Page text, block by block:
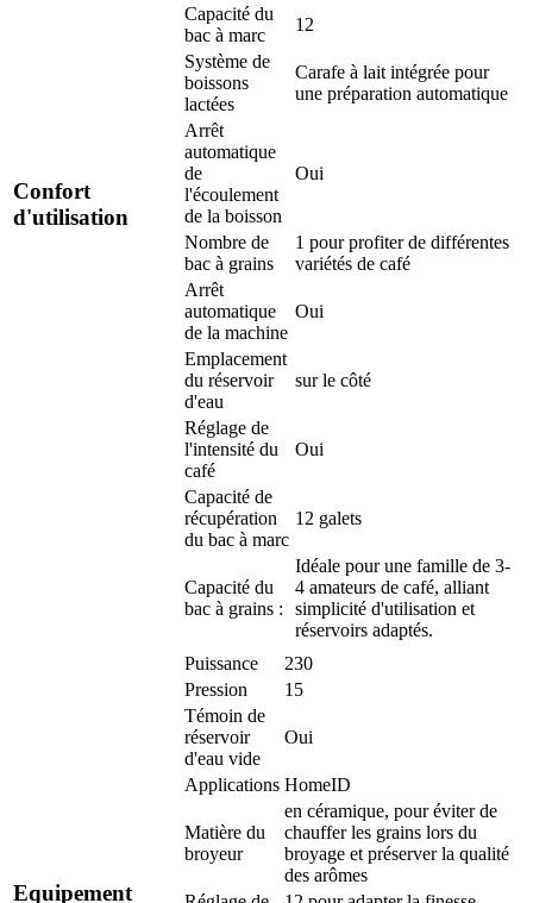
Confort
d'utilisation
Capacité du
bac à marc
12
Système de
boissons
lactées
Carafe à lait intégrée pour
une préparation automatique
Arrêt
automatique
de
l'écoulement
de la boisson
Oui
Nombre de
bac à grains
1 pour profiter de différentes
variétés de café
Arrêt
automatique
de la machine
Oui
Emplacement
du réservoir
d'eau
sur le côté
Réglage de
l'intensité du
café
Oui
Capacité de
récupération
du bac à marc
12 galets
Capacité du
bac à grains :
Idéale pour une famille de 3-
4 amateurs de café, alliant
simplicité d'utilisation et
réservoirs adaptés.
Equipement
Puissance
230
Pression
15
Témoin de
réservoir
d'eau vide
Oui
Applications HomeID
Matière du
broyeur
en céramique, pour éviter de
chauffer les grains lors du
broyage et préserver la qualité
des arômes